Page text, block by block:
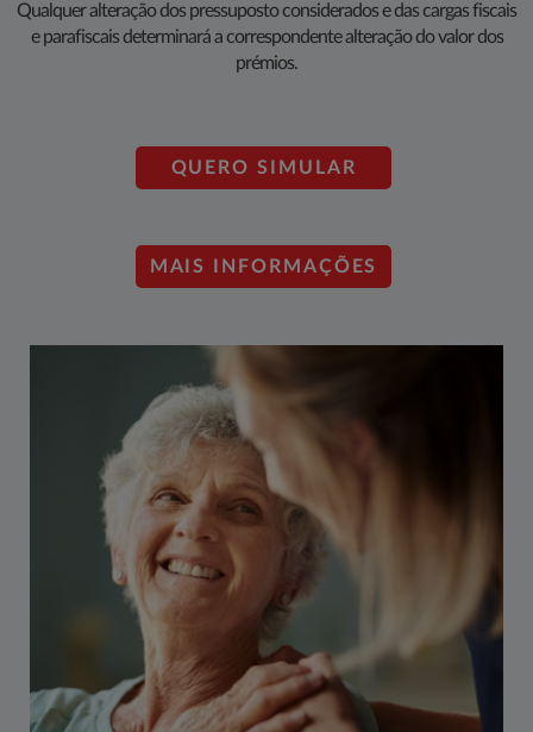
Qualquer alteração dos pressuposto considerados e das cargas fiscais
e parafiscais determinará a correspondente alteração do valor dos
prémios.
QUERO SIMULAR
MAI​S INFORMAÇÕES